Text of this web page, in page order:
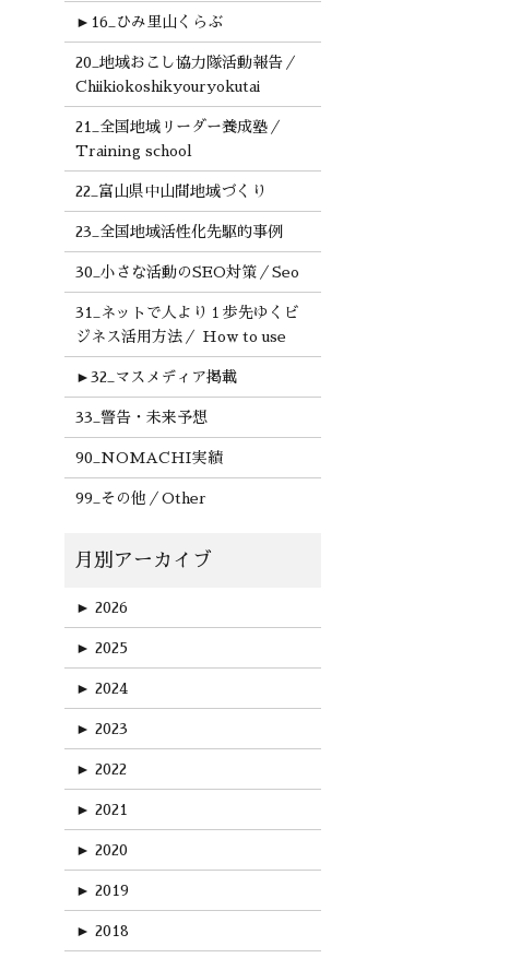
► 16_ひみ里山くらぶ
20_地域おこし協力隊活動報告／
Chiikiokoshikyouryokutai
21_全国地域リーダー養成塾／
Training school
22_富山県中山間地域づくり
23_全国地域活性化先駆的事例
30_小さな活動のSEO対策／Seo
31_ネットで人より１歩先ゆくビ
ジネス活用方法／ How to use
► 32_マスメディア掲載
33_警告・未来予想
90_NOMACHI実績
99_その他／Other
► 2026
► 2025
► 2024
► 2023
► 2022
► 2021
► 2020
► 2019
► 2018